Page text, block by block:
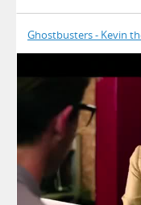
Ghostbusters - Kevin